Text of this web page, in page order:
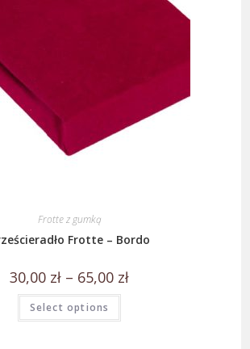
Frotte z gumką
Frotte – Bordo
30,00 zł – 65,00 zł
Select options